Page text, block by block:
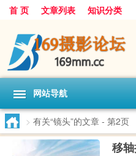
首 页 文章列表 知识分类
网站导航
> 有关“镜头”的文章 - 第2页
移